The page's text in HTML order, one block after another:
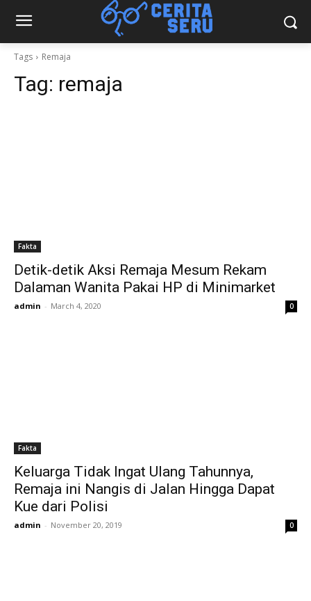
Tags Remaja
Tag: remaja
Fakta
Detik-detik Aksi Remaja Mesum Rekam
Dalaman Wanita Pakai HP di Minimarket
admin - March 4, 2020 0
Fakta
Keluarga Tidak Ingat Ulang Tahunnya,
Remaja ini Nangis di Jalan Hingga Dapat
Kue dari Polisi
admin - November 20, 2019 0